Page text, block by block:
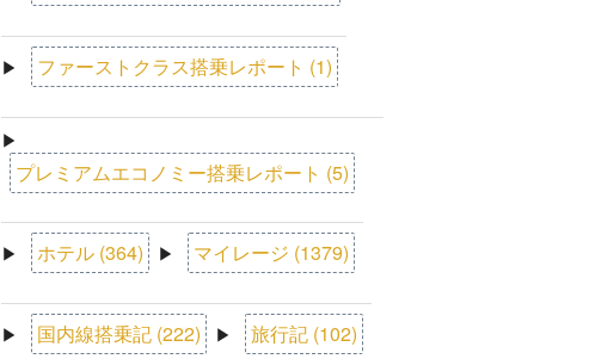
▶ ファーストクラス搭乗レポート (1)
▶
プレミアムエコノミー搭乗レポート (5)
▶ ホテル (364) ▶ マイレージ (1379)
▶ 国内線搭乗記 (222) ▶ 旅行記 (102)